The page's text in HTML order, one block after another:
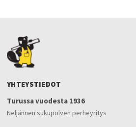
YHTEYSTIEDOT
Turussa vuodesta 1936
Neljännen sukupolven perheyritys